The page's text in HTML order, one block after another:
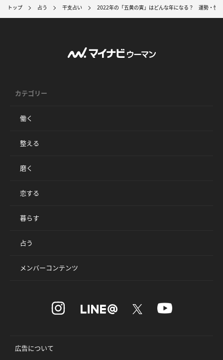
トップ 占う 干支占い 2022年の「五黄の寅」はどんな年になる？ 運勢・性
カテゴリー
働く
整える
磨く
恋する
暮らす
占う
メンバーコンテンツ
広告について